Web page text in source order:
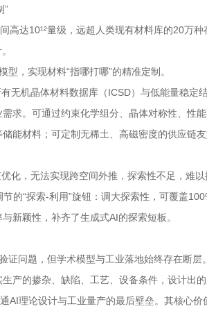
”
高达10¹²量级，远超人类现有材料库的20万
，实现材料“指哪打哪”的精准定制。
无机晶体材料数据库（ICSD）与低能量稳定
求。可通过约束化学组分、晶体对称性、性
能材料；可定制无稀土、高磁密度的供应链
化，无法实现跨空间外推，探索性不足，难以
的“探索-利用”旋钮：调大探索性，可覆盖
新颖性，补齐了生成式AI的探索短板。
问题，但学术模型与工业落地始终存在断层
产的掺杂、缺陷、工艺、设备条件，设计出
AI理论设计与工业量产的最后壁垒。其核心